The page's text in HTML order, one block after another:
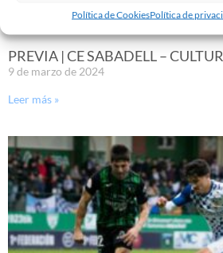
Política de CookiesPolítica de
PREVIA | CE SABADELL –
9 de marzo de 2024
Leer más »